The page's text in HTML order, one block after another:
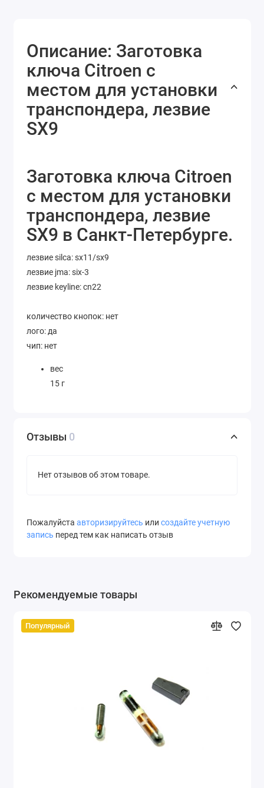
Описание: Заготовка
ключа Citroen с
местом для установки
транспондера, лезвие
SX9
Заготовка ключа Citroen
с местом для установки
транспондера, лезвие
SX9 в Санкт-Петербурге.
лезвие silca: sx11/sx9
лезвие jma: six-3
лезвие keyline: cn22
количество кнопок: нет
лого: да
чип: нет
вес
15 г
Отзывы 0
Нет отзывов об этом товаре.
Пожалуйста авторизируйтесь или создайте учетную
запись перед тем как написать отзыв
Рекомендуемые товары
Популярный